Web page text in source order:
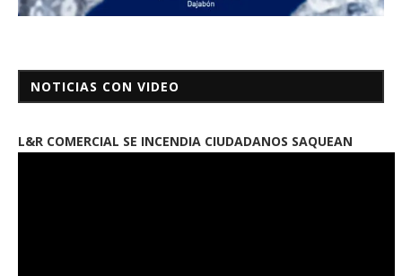
NOTICIAS CON VIDEO
L&R COMERCIAL SE INCENDIA CIUDADANOS SAQUEAN